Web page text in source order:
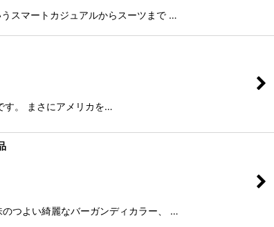
スマートカジュアルからスーツまで …
す。 まさにアメリカを…
つよい綺麗なバーガンディカラー、 …